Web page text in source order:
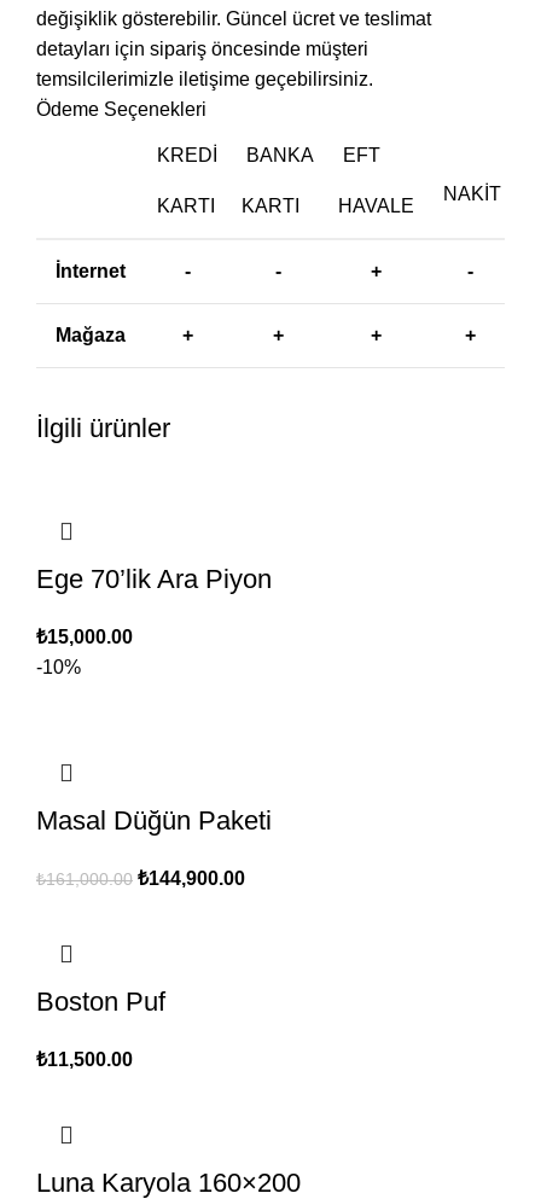
değişiklik gösterebilir. Güncel ücret ve teslimat
detayları için sipariş öncesinde müşteri
temsilcilerimizle iletişime geçebilirsiniz.
Ödeme Seçenekleri
KREDI
KARTI
BANKA
KARTI
EFT
HAVALE
NAKIT
İnternet - - + -
Mağaza + + + +
İlgili ürünler
Ege 70’lik Ara Piyon
₺15,000.00
-10%
Masal Düğün Paketi
₺161,000.00 Orijinal
₺144,900.00Şu
Boston Puf
₺11,500.00
Luna Karyola 160×200